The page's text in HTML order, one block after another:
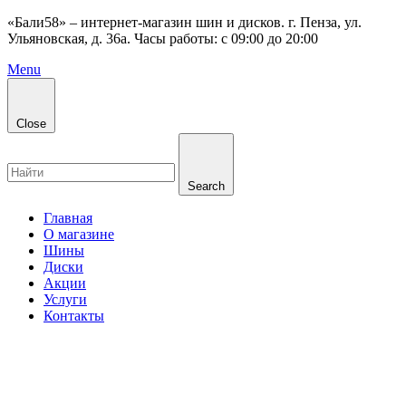
«Бали58» – интернет-магазин шин и дисков. г. Пенза, ул.
Ульяновская, д. 36а. Часы работы: с 09:00 до 20:00
Menu
Close
Search
Главная
О магазине
Шины
Диски
Акции
Услуги
Контакты